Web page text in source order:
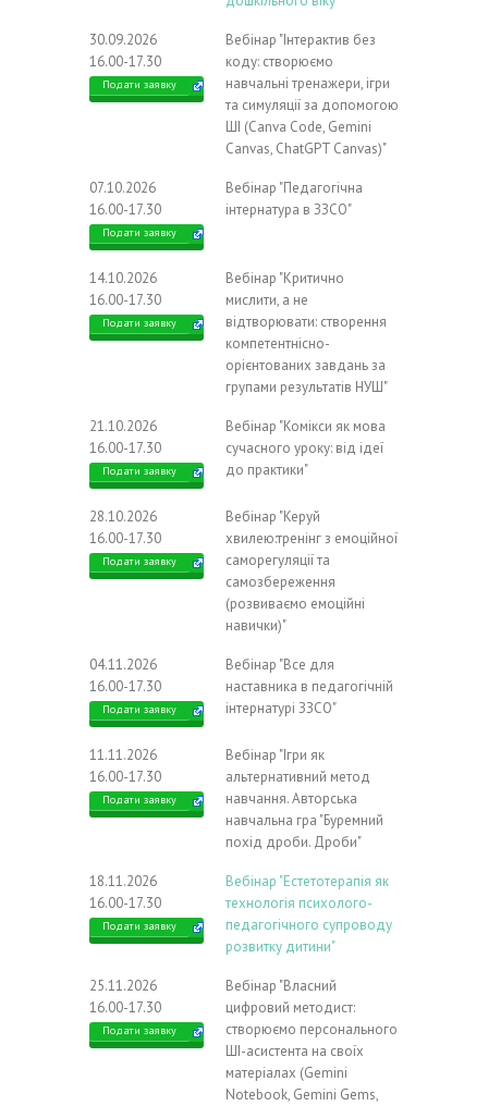
30.09.2026
16.00-17.30
Подати заявку
Вебінар "Інтерактив без
коду: створюємо
навчальні тренажери, ігри
та симуляції за допомогою
ШІ (Canva Code, Gemini
Canvas, ChatGPT Canvas)"
07.10.2026
16.00-17.30
Подати заявку
Вебінар "Педагогічна
інтернатура в ЗЗСО"
14.10.2026
16.00-17.30
Подати заявку
Вебінар "Критично
мислити, а не
відтворювати: створення
компетентнісно-
орієнтованих завдань за
групами результатів НУШ"
21.10.2026
16.00-17.30
Подати заявку
Вебінар "Комікси як мова
сучасного уроку: від ідеї
до практики"
28.10.2026
16.00-17.30
Подати заявку
Вебінар "Керуй
хвилею:тренінг з емоційної
саморегуляції та
самозбереження
(розвиваємо емоційні
навички)"
04.11.2026
16.00-17.30
Подати заявку
Вебінар "Все для
наставника в педагогічній
інтернатурі ЗЗСО"
11.11.2026
16.00-17.30
Подати заявку
Вебінар "Ігри як
альтернативний метод
навчання. Авторська
навчальна гра "Буремний
похід дроби. Дроби"
18.11.2026
16.00-17.30
Подати заявку
Вебінар "Естетотерапія як
технологія психолого-
педагогічного супроводу
розвитку дитини"
25.11.2026
16.00-17.30
Подати заявку
Вебінар "Власний
цифровий методист:
створюємо персонального
ШІ-асистента на своїх
матеріалах (Gemini
Notebook, Gemini Gems,